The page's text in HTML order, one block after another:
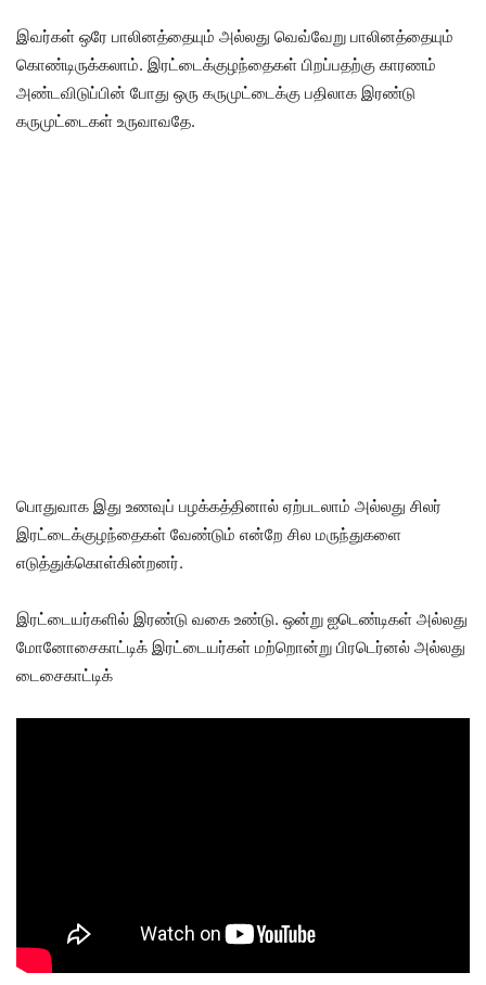
இவர்கள் ஒரே பாலினத்தையும் அல்லது வெவ்வேறு பாலினத்தையும்
கொண்டிருக்கலாம். இரட்டைக்குழந்தைகள் பிறப்பதற்கு காரணம்
அண்டவிடுப்பின் போது ஒரு கருமுட்டைக்கு பதிலாக இரண்டு
கருமுட்டைகள் உருவாவதே.
பொதுவாக இது உணவுப் பழக்கத்தினால் ஏற்படலாம் அல்லது சிலர்
இரட்டைக்குழந்தைகள் வேண்டும் என்றே சில மருந்துகளை
எடுத்துக்கொள்கின்றனர்.
இரட்டையர்களில் இரண்டு வகை உண்டு. ஒன்று ஐடெண்டிகள் அல்லது
மோனோசைகாட்டிக் இரட்டையர்கள் மற்றொன்று பிரடெர்னல் அல்லது
டைசைகாட்டிக்